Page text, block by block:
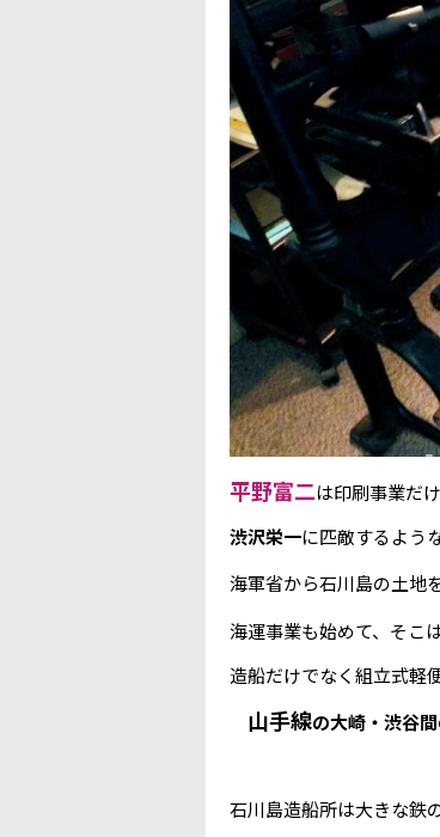
平野富二は印刷事業だ
渋沢栄一に匹敵するよう
海軍省から石川島の土地
海運事業も始めて、そこ
造船だけでなく組立式軽
山手線の大崎・渋谷間
石川島造船所は大きな鉄